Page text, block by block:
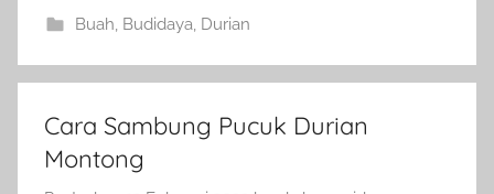
Buah, Budidaya, Durian
Cara Sambung Pucuk Durian
Montong